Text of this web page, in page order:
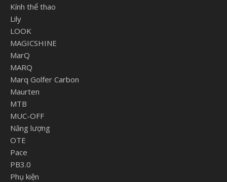
Kính thể thao
Lily
LOOK
MAGICSHINE
MarQ
MARQ
Marq Golfer Carbon
Maurten
MTB
MUC-OFF
Năng lượng
OTE
Pace
PB3.0
Phụ kiện